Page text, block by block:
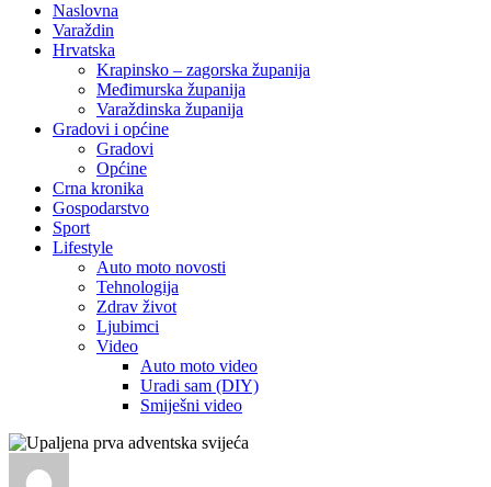
Naslovna
Varaždin
Hrvatska
Krapinsko – zagorska županija
Međimurska županija
Varaždinska županija
Gradovi i općine
Gradovi
Općine
Crna kronika
Gospodarstvo
Sport
Lifestyle
Auto moto novosti
Tehnologija
Zdrav život
Ljubimci
Video
Auto moto video
Uradi sam (DIY)
Smiješni video